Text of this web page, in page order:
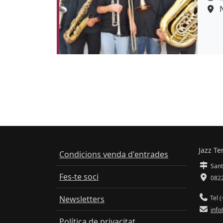
Condicions venda d'entrades
Fes-te soci
Newsletters
Jazz
Tel